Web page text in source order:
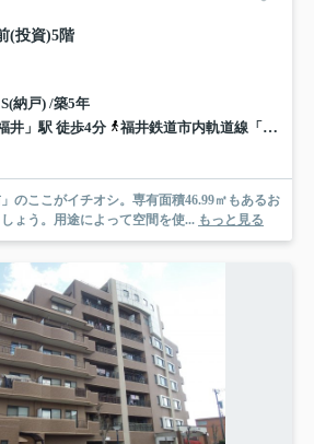
(投資)5階
納戸) /築5年
井」駅 徒歩4分
福井鉄道市内軌道線「福井城址大名町」駅 徒歩7分
のここがイチオシ。専有面積46.99㎡もあるお
ょう。用途によって空間を使... もっと見る